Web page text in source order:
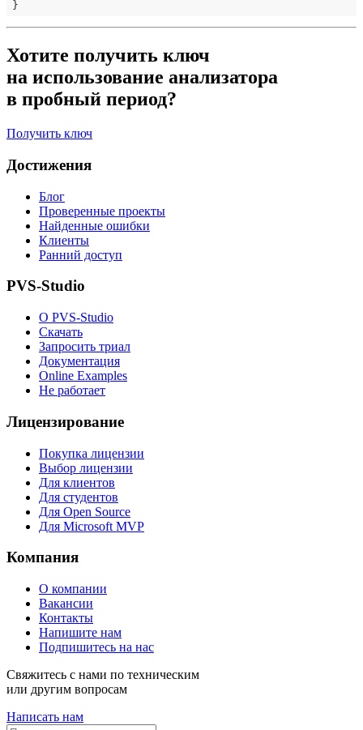
Хотите получить ключ
на использование анализатора
в пробный период?
Получить ключ
Достижения
Блог
Проверенные проекты
Найденные ошибки
Клиенты
Ранний доступ
PVS-Studio
О PVS-Studio
Скачать
Запросить триал
Документация
Online Examples
Не работает
Лицензирование
Покупка лицензии
Выбор лицензии
Для клиентов
Для студентов
Для Open Source
Для Microsoft MVP
Компания
О компании
Вакансии
Контакты
Напишите нам
Подпишитесь на нас
Свяжитесь с нами по техническим
или другим вопросам
Написать нам